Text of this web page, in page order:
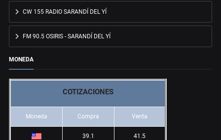
CW 155 RADIO SARANDÍ DEL YÍ
FM 90.5 OSIRIS - SARANDÍ DEL YÍ
MONEDA
COTIZACIONES
Moneda Compra Venta
39.1 41.5